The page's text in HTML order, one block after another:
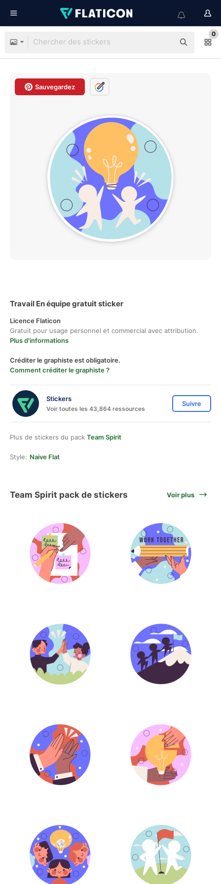
0
Sauvegardez
Travail En équipe gratuit sticker
Licence Flaticon
Gratuit pour usage personnel et commercial avec attribution.
Plus d'informations
Créditer le graphiste est obligatoire.
Comment créditer le graphiste ?
Stickers
Voir toutes les 43,864 ressources
Suivre
Plus de stickers du pack Team Spirit
Style: Naive Flat
Team Spirit pack de stickers Voir plus